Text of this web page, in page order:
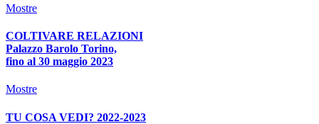
Mostre
COLTIVARE RELAZIONI
Palazzo Barolo Torino,
fino al 30 maggio 2023
Mostre
TU COSA VEDI? 2022-2023